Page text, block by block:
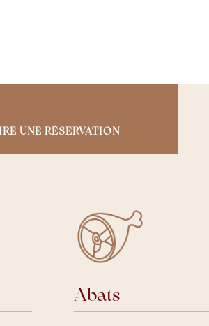
UNE RÉSERVATION
Abats